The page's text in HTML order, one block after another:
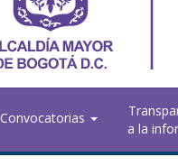
Convocatorias
a la